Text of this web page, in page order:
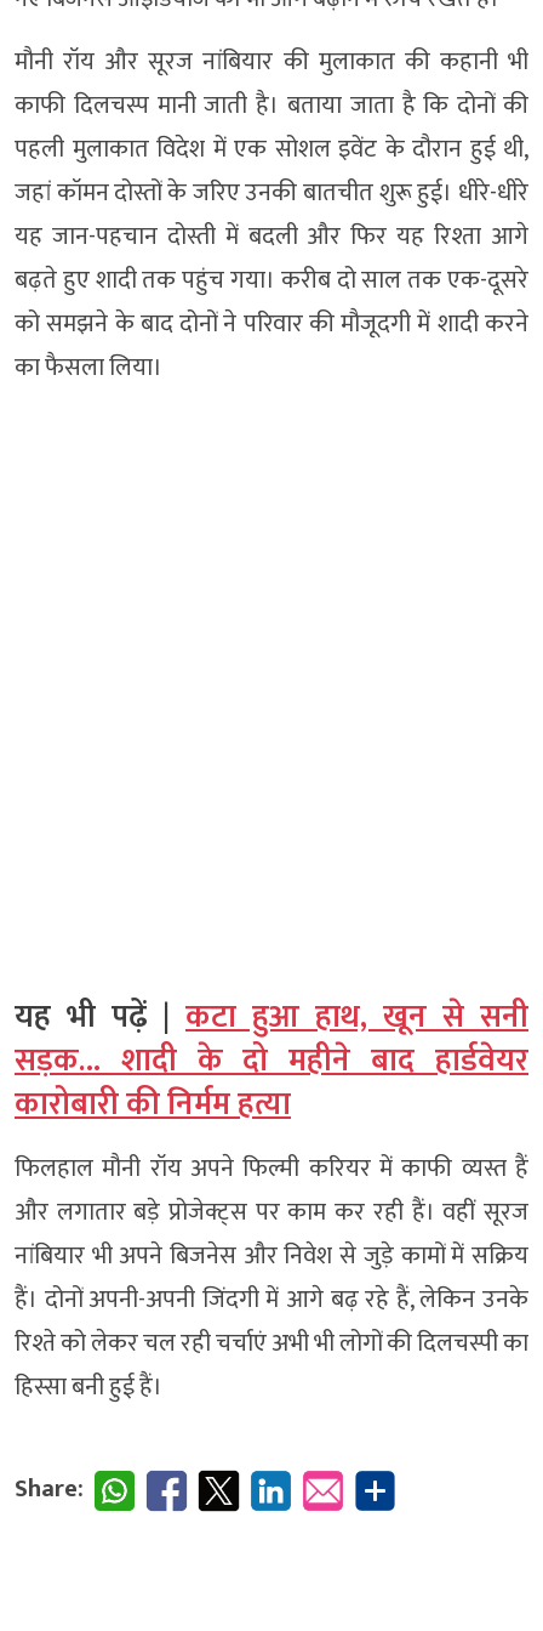
मौनी रॉय और सूरज नांबियार की मुलाकात की कहानी भी
काफी दिलचस्प मानी जाती है। बताया जाता है कि दोनों की
पहली मुलाकात विदेश में एक सोशल इवेंट के दौरान हुई थी,
जहां कॉमन दोस्तों के जरिए उनकी बातचीत शुरू हुई। धीरे-धीरे
यह जान-पहचान दोस्ती में बदली और फिर यह रिश्ता आगे
बढ़ते हुए शादी तक पहुंच गया। करीब दो साल तक एक-दूसरे
को समझने के बाद दोनों ने परिवार की मौजूदगी में शादी करने
का फैसला लिया।
यह भी पढ़ें | कटा हुआ हाथ, खून से सनी
सड़क… शादी के दो महीने बाद हार्डवेयर
कारोबारी की निर्मम हत्या
फिलहाल मौनी रॉय अपने फिल्मी करियर में काफी व्यस्त हैं
और लगातार बड़े प्रोजेक्ट्स पर काम कर रही हैं। वहीं सूरज
नांबियार भी अपने बिजनेस और निवेश से जुड़े कामों में सक्रिय
हैं। दोनों अपनी-अपनी जिंदगी में आगे बढ़ रहे हैं, लेकिन उनके
रिश्ते को लेकर चल रही चर्चाएं अभी भी लोगों की दिलचस्पी का
हिस्सा बनी हुई हैं।
Share: